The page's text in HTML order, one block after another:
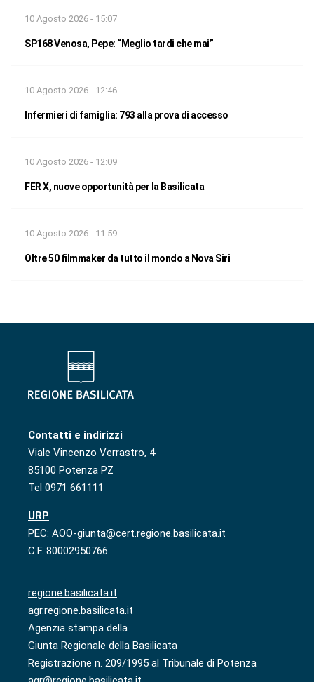
10 Agosto 2026 - 15:07
SP168 Venosa, Pepe: “Meglio tardi che mai”
10 Agosto 2026 - 12:46
Infermieri di famiglia: 793 alla prova di accesso
10 Agosto 2026 - 12:09
FER X, nuove opportunità per la Basilicata
10 Agosto 2026 - 11:59
Oltre 50 filmmaker da tutto il mondo a Nova Siri
Contatti e indirizzi
Viale Vincenzo Verrastro, 4
85100 Potenza PZ
Tel 0971 661111
URP
PEC: AOO-giunta@cert.regione.basilicata.it
C.F. 80002950766
regione.basilicata.it
agr.regione.basilicata.it
Agenzia stampa della
Giunta Regionale della Basilicata
Registrazione n. 209/1995 al Tribunale di Potenza